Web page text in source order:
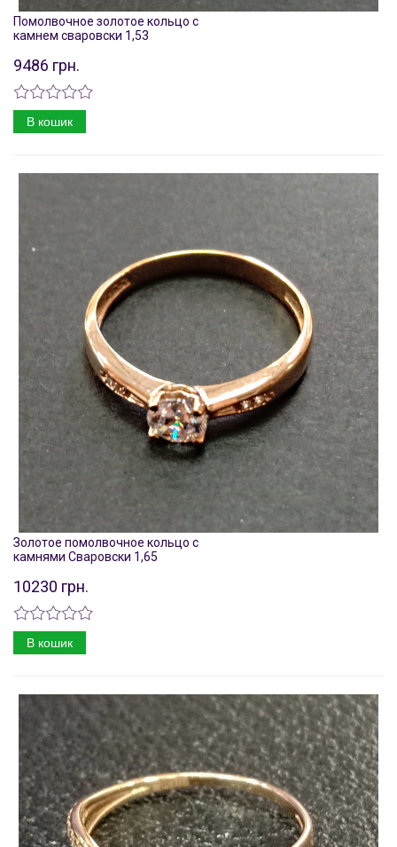
Помолвочное золотое кольцо с
камнем сваровски 1,53
9486 грн.
В кошик
Золотое помолвочное кольцо с
камнями Сваровски 1,65
10230 грн.
В кошик